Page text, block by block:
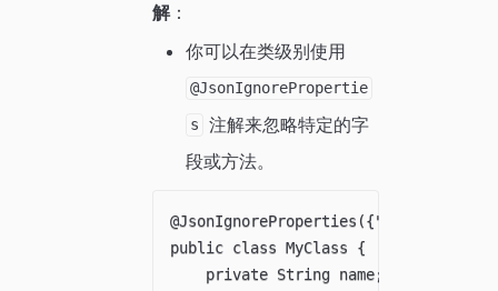
解：
你可以在类级别使用
@JsonIgnorePropertie
s
注解来忽略特定的字
段或方法。
@JsonIgnoreProperties({"name"})
public class MyClass {
    private String name;